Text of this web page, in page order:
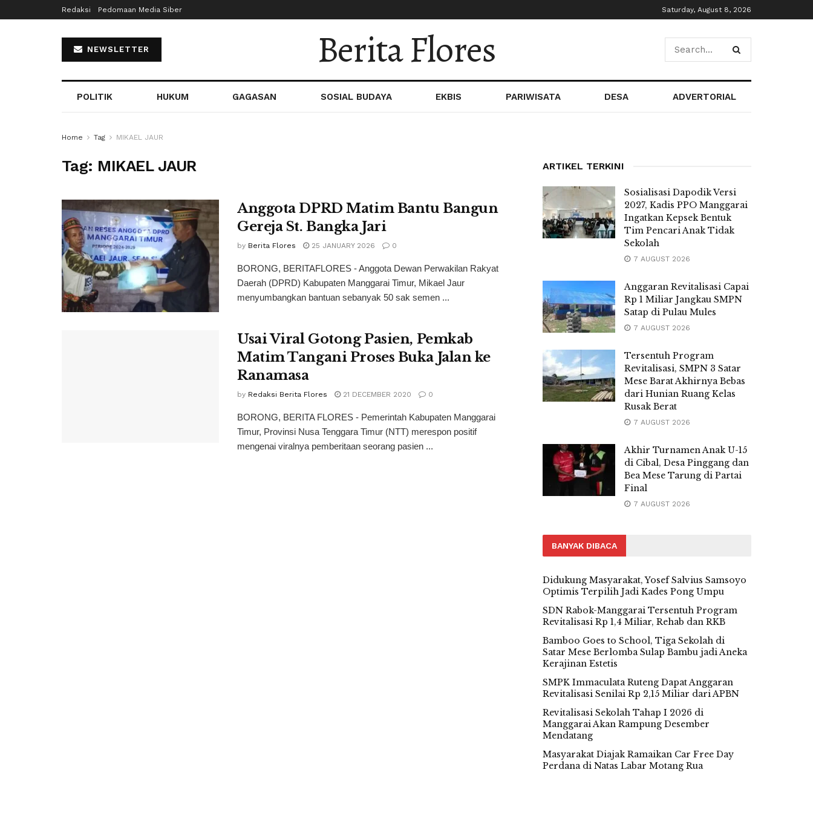
Redaksi Pedomaan Media Siber Saturday, August 8, 2026
NEWSLETTER Berita Flores
POLITIK HUKUM GAGASAN SOSIAL BUDAYA EKBIS PARIWISATA DESA ADVERTORIAL
Home Tag MIKAEL JAUR
Tag: MIKAEL JAUR
Anggota DPRD Matim Bantu Bangun
Gereja St. Bangka Jari
by Berita Flores 25 JANUARY 2026 0
BORONG, BERITAFLORES - Anggota Dewan Perwakilan Rakyat
Daerah (DPRD) Kabupaten Manggarai Timur, Mikael Jaur
menyumbangkan bantuan sebanyak 50 sak semen ...
Usai Viral Gotong Pasien, Pemkab
Matim Tangani Proses Buka Jalan ke
Ranamasa
by Redaksi Berita Flores 21 DECEMBER 2020 0
BORONG, BERITA FLORES - Pemerintah Kabupaten Manggarai
Timur, Provinsi Nusa Tenggara Timur (NTT) merespon positif
mengenai viralnya pemberitaan seorang pasien ...
ARTIKEL TERKINI
Sosialisasi Dapodik Versi
2027, Kadis PPO Manggarai
Ingatkan Kepsek Bentuk
Tim Pencari Anak Tidak
Sekolah
7 AUGUST 2026
Anggaran Revitalisasi Capai
Rp 1 Miliar Jangkau SMPN
Satap di Pulau Mules
7 AUGUST 2026
Tersentuh Program
Revitalisasi, SMPN 3 Satar
Mese Barat Akhirnya Bebas
dari Hunian Ruang Kelas
Rusak Berat
7 AUGUST 2026
Akhir Turnamen Anak U-15
di Cibal, Desa Pinggang dan
Bea Mese Tarung di Partai
Final
7 AUGUST 2026
BANYAK DIBACA
Didukung Masyarakat, Yosef Salvius Samsoyo
Optimis Terpilih Jadi Kades Pong Umpu
SDN Rabok-Manggarai Tersentuh Program
Revitalisasi Rp 1,4 Miliar, Rehab dan RKB
Bamboo Goes to School, Tiga Sekolah di
Satar Mese Berlomba Sulap Bambu jadi Aneka
Kerajinan Estetis
SMPK Immaculata Ruteng Dapat Anggaran
Revitalisasi Senilai Rp 2,15 Miliar dari APBN
Revitalisasi Sekolah Tahap I 2026 di
Manggarai Akan Rampung Desember
Mendatang
Masyarakat Diajak Ramaikan Car Free Day
Perdana di Natas Labar Motang Rua